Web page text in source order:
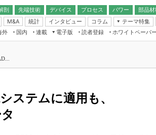
剖
先端技術
デバイス
プロセス パワー 部品
無線
M&A 統計 インタビュー コラム
テーマ特集
フィジカルAI
読者調査（EE Times Research）
IoT・
EXPO
人と
外 国内
連載
レイバ
電子版
読者登録 ホワイトペーパー
ステムに適用も、